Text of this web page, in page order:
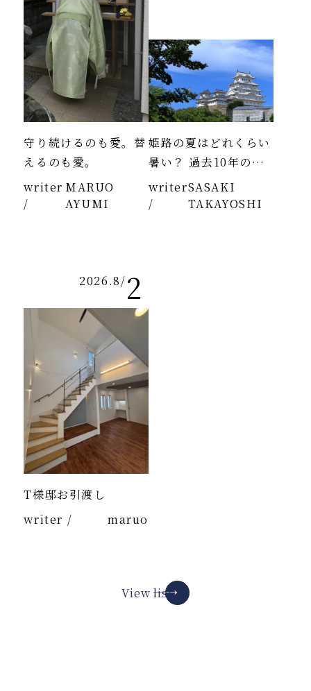
守り続けるのも愛。替
えるのも愛。
writer
/
MARUO
AYUMI
姫路の夏はどれくらい
暑い？ 過去10年のデ
ータより
writer
/
SASAKI
TAKAYOSHI
2026.8/2
T様邸お引渡し
writer /
maruo
View list